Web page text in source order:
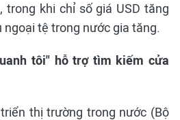
trong khi chỉ số giá USD tăng
ngoại tệ trong nước gia tăng.
tôi" hỗ trợ tìm kiếm cửa
thị trường trong nước (Bộ